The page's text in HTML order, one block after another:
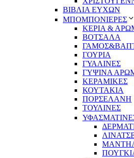
ΒΙΒΛΙΑ ΕΥΧΩΝ
ΜΠΟΜΠΟΝΙΕΡΕΣ
ΚΕΡΙΑ &
ΒΟΤΣΑΛΑ
ΓΟΥΡΙΑ
ΓΥΑΛΙΝΕΣ
ΓΥΨΙΝΑ
ΚΕΡΑΜΙΚΕΣ
ΚΟΥΤΑΚΙΑ
ΠΟΡΣΕΛΑΝΗ
ΤΟΥΛΙΝΕΣ